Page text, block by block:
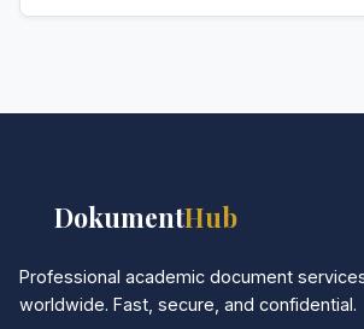
DokumentHub
Professional academic document
worldwide. Fast, secure, and confidential.